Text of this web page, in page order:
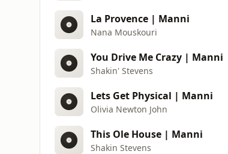
La Provence | Manni
Nana Mouskouri
You Drive Me Crazy | Manni
Shakin' Stevens
Lets Get Physical | Manni
Olivia Newton John
This Ole House | Manni
Shakin Stevens